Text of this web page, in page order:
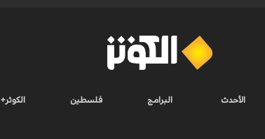
الأحدث البرامج فلسطين الكوثر+